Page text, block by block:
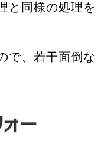
と同様の処理を
で、若干面倒な